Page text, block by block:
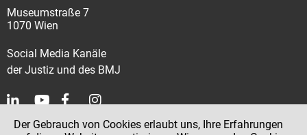
Museumstraße 7
1070 Wien
Social Media Kanäle
der Justiz und des BMJ
Kontakt
Der Gebrauch von Cookies erlaubt uns, Ihre Erfahrungen